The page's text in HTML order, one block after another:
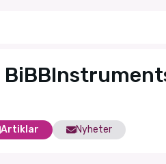
Artiklar Nyheter